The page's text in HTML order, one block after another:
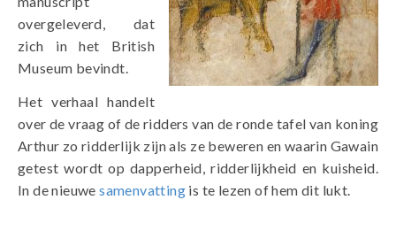
overgeleverd, dat
zich in het British
Museum bevindt.
Het verhaal handelt
over de vraag of de ridders van de ronde tafel van koning
Arthur zo ridderlijk zijn als ze beweren en waarin Gawain
getest wordt op dapperheid, ridderlijkheid en kuisheid.
In de nieuwesamenvatting is te lezen of hem dit lukt.